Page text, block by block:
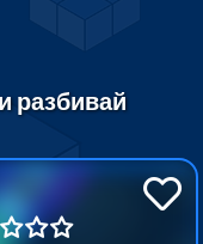
разбивай